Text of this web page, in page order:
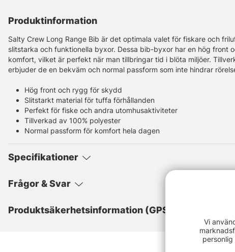
Produktinformation
Salty Crew Long Range Bib är det optimala valet för fiskare och
slitstarka och funktionella byxor. Dessa bib-byxor har en hög front
komfort, vilket är perfekt när man tillbringar tid i blöta miljöer.
erbjuder de en bekväm och normal passform som inte hindrar
Hög front och rygg för skydd
Slitstarkt material för tuffa förhållanden
Perfekt för fiske och andra utomhusaktiviteter
Tillverkad av 100% polyester
Normal passform för komfort hela dagen
Specifikationer
Frågor & Svar
Produktsäkerhetsinformation (GPSR)
Vi
personlig